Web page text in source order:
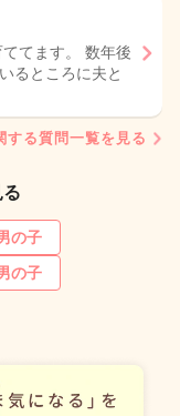
てます。 数年後
るところに夫と
する質問一覧を見る
の子
の子